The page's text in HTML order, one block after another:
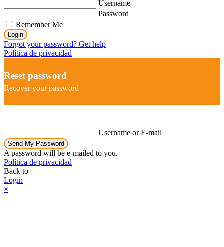
Username
Password
Remember Me
Login
Forgot your password? Get help
Política de privacidad
Reset password
Recover your password
Username or E-mail
Send My Password
A password will be e-mailed to you.
Política de privacidad
Back to
Login
×